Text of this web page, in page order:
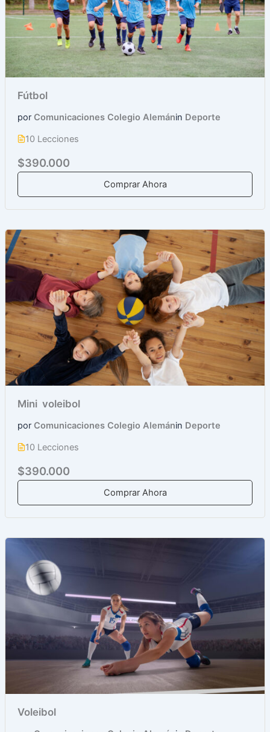
Fútbol
por Comunicaciones Colegio Alemánin Deporte
10 Lecciones
$390.000
Comprar Ahora
Mini voleibol
por Comunicaciones Colegio Alemánin Deporte
10 Lecciones
$390.000
Comprar Ahora
Voleibol